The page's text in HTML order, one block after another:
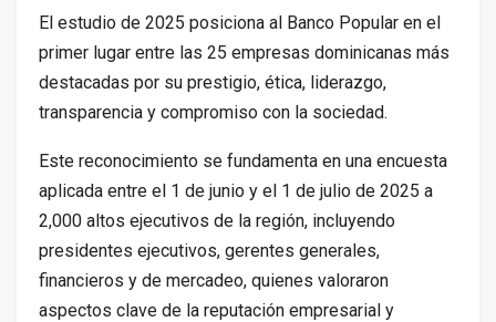
El estudio de 2025 posiciona al Banco Popular en el
primer lugar entre las 25 empresas dominicanas más
destacadas por su prestigio, ética, liderazgo,
transparencia y compromiso con la sociedad.
Este reconocimiento se fundamenta en una encuesta
aplicada entre el 1 de junio y el 1 de julio de 2025 a
2,000 altos ejecutivos de la región, incluyendo
presidentes ejecutivos, gerentes generales,
financieros y de mercadeo, quienes valoraron
aspectos clave de la reputación empresarial y